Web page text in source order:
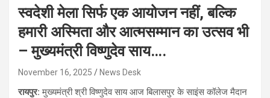
स्वदेशी मेला सिर्फ एक आयोजन नहीं, बल्कि
हमारी अस्मिता और आत्मसम्मान का उत्सव भी
– मुख्यमंत्री विष्णुदेव साय….
November 16, 2025 News Desk
रायपुर:मुख्यमंत्री श्री विष्णुदेव साय आज बिलासपुर के साइंस कॉलेज मैदान